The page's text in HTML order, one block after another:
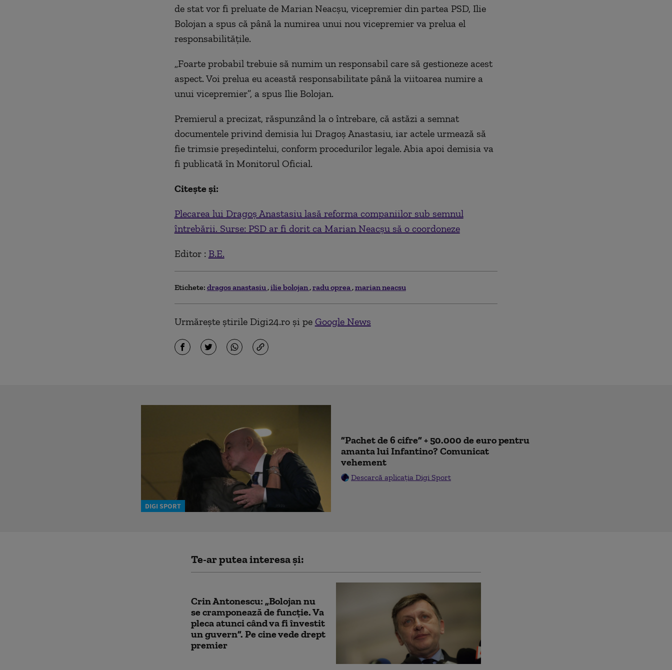
de stat vor fi preluate de Marian Neacșu, vicepremier din partea PSD, Ilie
Bolojan a spus că până la numirea unui nou vicepremier va prelua el
responsabilitățile.
„Foarte probabil trebuie să numim un responsabil care să gestioneze acest
aspect. Voi prelua eu această responsabilitate până la viitoarea numire a
unui vicepremier”, a spus Ilie Bolojan.
Premierul a precizat, răspunzând la o întrebare, că astăzi a semnat
documentele privind demisia lui Dragoș Anastasiu, iar actele urmează să
fie trimsie președintelui, conform procedurilor legale. Abia apoi demisia va
fi publicată în Monitorul Oficial.
Citește și:
Plecarea lui Dragoș Anastasiu lasă reforma companiilor sub semnul
întrebării. Surse: PSD ar fi dorit ca Marian Neacșu să o coordoneze
Editor : B.E.
Etichete: dragos anastasiu ilie bolojan radu oprea marian neacsu
Urmărește știrile Digi24.ro și pe Google News
DIGI SPORT
”Pachet de 6 cifre” + 50.000 de euro pentru
amanta lui Infantino? Comunicat
vehement
Descarcă aplicația Digi Sport
Te-ar putea interesa și:
Crin Antonescu: „Bolojan nu
se cramponează de funcție. Va
pleca atunci când va fi învestit
un guvern”. Pe cine vede drept
premier